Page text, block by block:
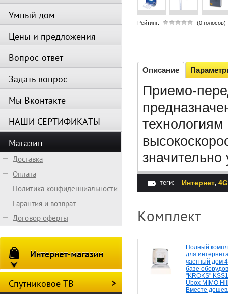
Рейтинг: (0 голосов)
Описание
Приемо-
теги: Интернет, 4G
Комплект
Полный
для
частный дом
базе
"KROKS"
Ubox MIMO
Вместе
Умный дом
Цены и предложения
Вопрос-ответ
Задать вопрос
Мы Вконтакте
НАШИ СЕРТИФИКАТЫ
Магазин
Доставка
Оплата
Политика конфиденциальности
Гарантия и возврат
Договор оферты
Спутниковое ТВ